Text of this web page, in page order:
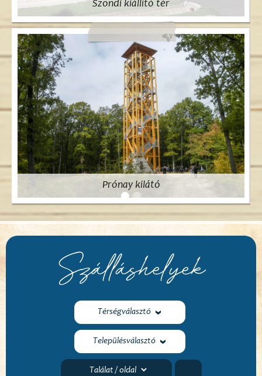
Szondi kiállító tér
Prónay kilátó
Szálláshelyek
Térségválasztó
Településválasztó